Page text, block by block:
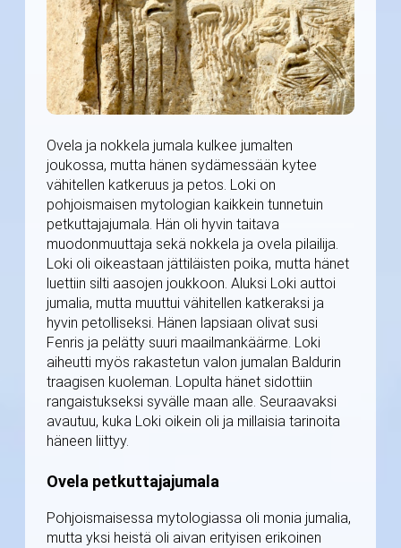
Ovela ja nokkela jumala kulkee jumalten
joukossa, mutta hänen sydämessään kytee
vähitellen katkeruus ja petos. Loki on
pohjoismaisen mytologian kaikkein tunnetuin
petkuttajajumala. Hän oli hyvin taitava
muodonmuuttaja sekä nokkela ja ovela pilailija.
Loki oli oikeastaan jättiläisten poika, mutta hänet
luettiin silti aasojen joukkoon. Aluksi Loki auttoi
jumalia, mutta muuttui vähitellen katkeraksi ja
hyvin petolliseksi. Hänen lapsiaan olivat susi
Fenris ja pelätty suuri maailmankäärme. Loki
aiheutti myös rakastetun valon jumalan Baldurin
traagisen kuoleman. Lopulta hänet sidottiin
rangaistukseksi syvälle maan alle. Seuraavaksi
avautuu, kuka Loki oikein oli ja millaisia tarinoita
häneen liittyy.
Ovela petkuttajajumala
Pohjoismaisessa mytologiassa oli monia jumalia,
mutta yksi heistä oli aivan erityisen erikoinen